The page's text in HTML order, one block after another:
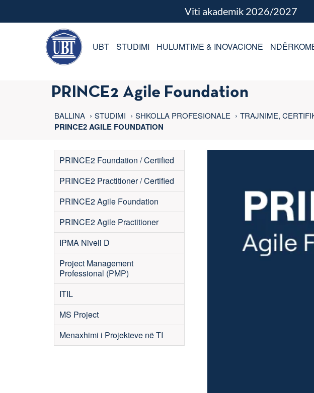
Viti akademik 2026/2027
UBT STUDIMI HULUMTIME & INOVACIONE
PRINCE2 Agile Foundation
BALLINA STUDIMI SHKOLLA PROFESIONALE TRAJNIME,
PRINCE2 AGILE FOUNDATION
PRINCE2 Foundation / Certified
PRINCE2 Practitioner / Certified
PRINCE2 Agile Foundation
PRINCE2 Agile Practitioner
IPMA Niveli D
Project Management
Professional (PMP)
ITIL
MS Project
Menaxhimi i Projekteve në TI